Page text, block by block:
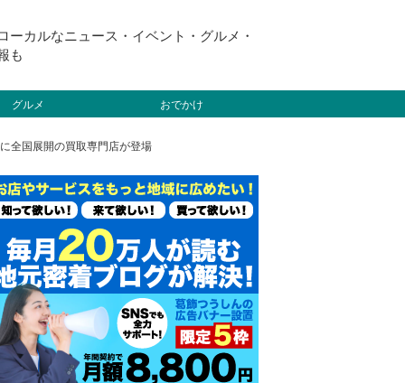
カルなニュース・イベント・グルメ・
も
グルメ おでかけ
全国展開の買取専門店が登場